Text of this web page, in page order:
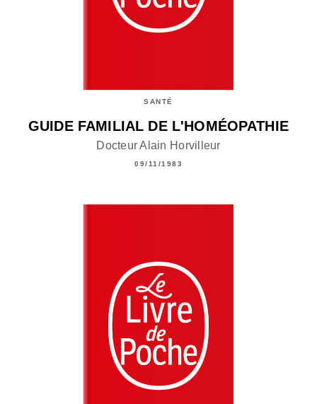
SANTÉ
GUIDE FAMILIAL DE L'HOMÉOPATHIE
Docteur Alain Horvilleur
09/11/1983